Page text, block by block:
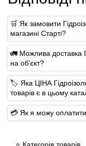
🛒 Як замовити
магазині Старті?
🚛 Можлива доставка
на об'єкт?
🏷 Яка ЦІНА
товарів є в цьому
💳 Як я можу оплатити
⭐ Категорія товарів